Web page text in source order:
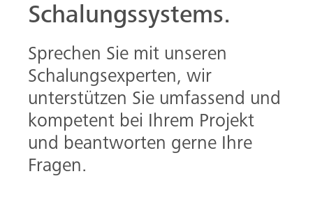
Schalungssystems.
Sprechen Sie mit unseren
Schalungsexperten, wir
unterstützen Sie umfassend und
kompetent bei Ihrem Projekt
und beantworten gerne Ihre
Fragen.